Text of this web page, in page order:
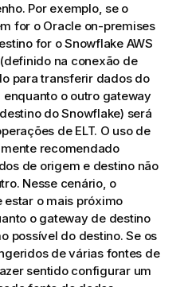
Por exemplo, se o
for o Oracle on-premises
for o Snowflake AWS
na conexão de
para transferir dados do
o outro gateway
do Snowflake) será
de ELT. O uso de
recomendado
de origem e destino não
Nesse cenário, o
o mais próximo
o gateway de destino
possível do destino. Se os
de várias fontes de
sentido configurar um